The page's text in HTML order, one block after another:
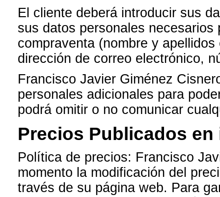
El cliente deberá introducir sus
sus datos personales
compraventa (nombre y
dirección de correo electrónico,
Francisco Javier Giménez
personales adicionales para
podrá omitir o no comunicar
Precios Publicados en
Política de precios: Francisco
momento la modificación del
través de su página web. Para